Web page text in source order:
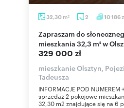
32,30 m2 2 10 186
Zapraszam do słonecznego 2-pokojowego
mieszkania 32,3 m² w
329 000 zł
mieszkanie Olsztyn,
Tadeusza
INFORMACJE POD
sprzedaż 2 pokojowe
32,30 m2 znajdujące się na 6